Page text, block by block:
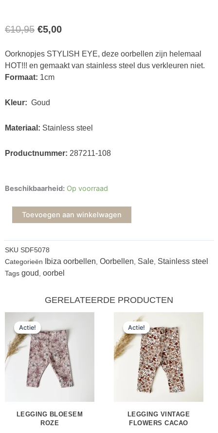
€10,95 Oorspronkelijke
was:
€10,95.
€5,00Huidige
is:
Oorknopjes STYLISH EYE, deze oorbellen zijn helemaal
HOT!!! en gemaakt van stainless steel dus verkleuren niet.
Formaat: 1cm
Kleur: Goud
Materiaal: Stainless steel
Productnummer: 287211-108
Beschikbaarheid: Op voorraad
Oorknopjes
aantal
Toevoegen aan winkelwagen
SKU SDF5078
Categorieën
Ibiza oorbellen Oorbellen Sale Stainless steel
Tags goud oorbel
GERELATEERDE PRODUCTEN
Actie!
Actie!
LEGGING BLOESEM
ROZE
prijs
was:
€26,00.
Actie!
Actie!
LEGGING VINTAGE
FLOWERS CACAO
prijs
was:
€26,00.